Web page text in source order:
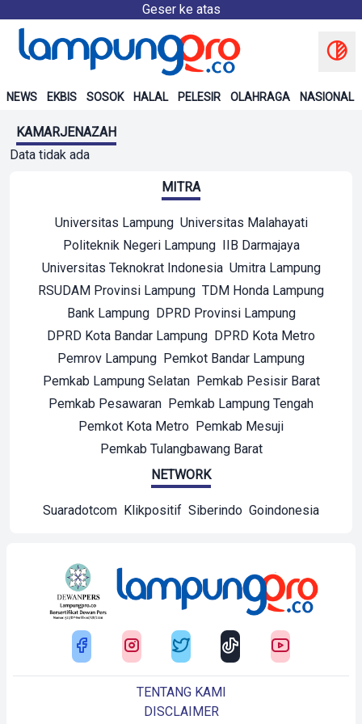
Geser ke atas
NEWS EKBIS SOSOK HALAL PELESIR OLAHRAGA NASIONAL
KAMARJENAZAH
Data tidak ada
MITRA
Universitas Lampung Universitas Malahayati
Politeknik Negeri Lampung IIB Darmajaya
Universitas Teknokrat Indonesia Umitra Lampung
RSUDAM Provinsi Lampung TDM Honda Lampung
Bank Lampung DPRD Provinsi Lampung
DPRD Kota Bandar Lampung DPRD Kota Metro
Pemrov Lampung Pemkot Bandar Lampung
Pemkab Lampung Selatan Pemkab Pesisir Barat
Pemkab Pesawaran Pemkab Lampung Tengah
Pemkot Kota Metro Pemkab Mesuji
Pemkab Tulangbawang Barat
NETWORK
Suaradotcom Klikpositif Siberindo Goindonesia
TENTANG KAMI
DISCLAIMER